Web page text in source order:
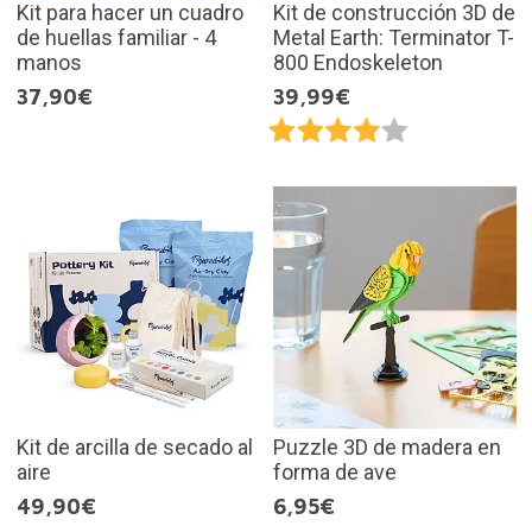
Kit para hacer un cuadro
de huellas familiar - 4
manos
37,90€
Kit de construcción 3D de
Metal Earth: Terminator T-
800 Endoskeleton
39,99€
Kit de arcilla de secado al
aire
49,90€
Puzzle 3D de madera en
forma de ave
6,95€